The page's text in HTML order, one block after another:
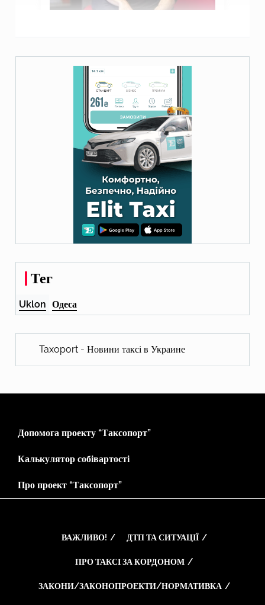
Тег
Uklon Одеса
Taxoport - Новини таксі в Украине
Допомога проекту “Таксопорт”
Калькулятор собівартості
Про проект “Таксопорт”
ВАЖЛИВО! ДТП ТА СИТУАЦІЇ
ПРО ТАКСІ ЗА КОРДОНОМ
ЗАКОНИ/ЗАКОНОПРОЕКТИ/НОРМАТИВКА